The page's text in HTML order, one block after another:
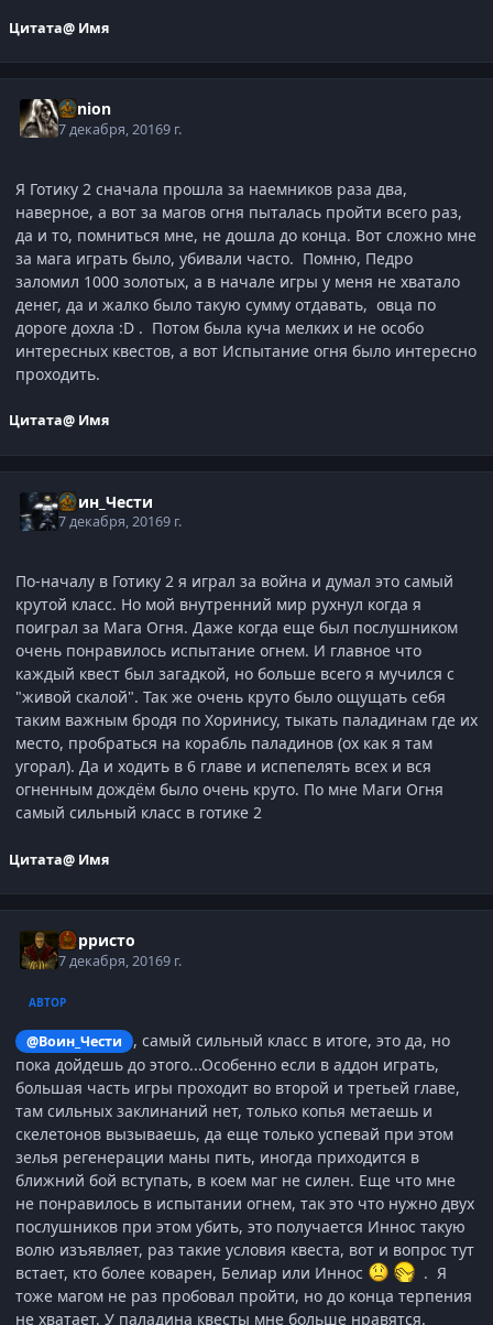
Цитата@ Имя
Minion
7 декабря, 20169 г.
Я Готику 2 сначала прошла за наемников раза два,
наверное, а вот за магов огня пыталась пройти всего раз,
да и то, помниться мне, не дошла до конца. Вот сложно мне
за мага играть было, убивали часто. Помню, Педро
заломил 1000 золотых, а в начале игры у меня не хватало
денег, да и жалко было такую сумму отдавать, овца по
дороге дохла :D . Потом была куча мелких и не особо
интересных квестов, а вот Испытание огня было интересно
проходить.
Цитата@ Имя
Воин_Чести
7 декабря, 20169 г.
По-началу в Готику 2 я играл за война и думал это самый
крутой класс. Но мой внутренний мир рухнул когда я
поиграл за Мага Огня. Даже когда еще был послушником
очень понравилось испытание огнем. И главное что
каждый квест был загадкой, но больше всего я мучился с
"живой скалой". Так же очень круто было ощущать себя
таким важным бродя по Хоринису, тыкать паладинам где их
место, пробраться на корабль паладинов (ох как я там
угорал). Да и ходить в 6 главе и испепелять всех и вся
огненным дождём было очень круто. По мне Маги Огня
самый сильный класс в готике 2
Цитата@ Имя
Корристо
7 декабря, 20169 г.
АВТОР
@Воин_Чести
, самый сильный класс в итоге, это да, но
пока дойдешь до этого...Особенно если в аддон играть,
большая часть игры проходит во второй и третьей главе,
там сильных заклинаний нет, только копья метаешь и
скелетонов вызываешь, да еще только успевай при этом
зелья регенерации маны пить, иногда приходится в
ближний бой вступать, в коем маг не силен. Еще что мне
не понравилось в испытании огнем, так это что нужно двух
послушников при этом убить, это получается Иннос такую
волю изъявляет, раз такие условия квеста, вот и вопрос тут
встает, кто более коварен, Белиар или Иннос
. Я
тоже магом не раз пробовал пройти, но до конца терпения
не хватает. У паладина квесты мне больше нравятся.